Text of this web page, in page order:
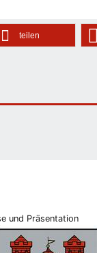
teilen
und Präsentation